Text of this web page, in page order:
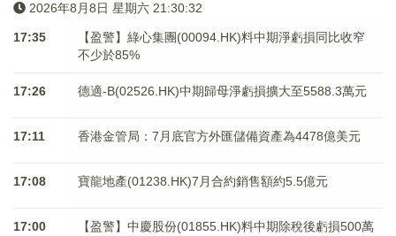
2026年8月8日 星期六 21:30:32
17:35
【盈警】綠心集團(00094.HK)料中期淨虧損同比收窄
不少於85%
17:26 德適-B(02526.HK)中期歸母淨虧損擴大至5588.3萬元
17:11 香港金管局：7月底官方外匯儲備資產為4478億美元
17:08 寶龍地產(01238.HK)7月合約銷售額約5.5億元
17:00
【盈警】中慶股份(01855.HK)料中期除稅後虧損500萬